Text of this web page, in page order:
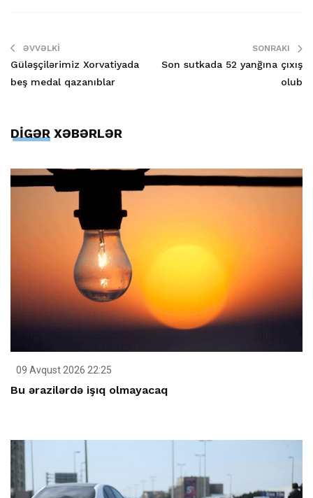
ƏVVƏLKI
Güləşçilərimiz Xorvatiyada
beş medal qazanıblar
SONRAKI
Son sutkada 52 yanğına çıxış
olub
DİGƏR XƏBƏRLƏR
09 Avqust 2026 22:25
Bu ərazilərdə işıq olmayacaq